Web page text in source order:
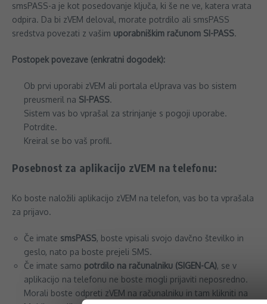
smsPASS-a je kot posedovanje ključa, ki še ne ve, katera vrata
odpira. Da bi zVEM deloval, morate potrdilo ali smsPASS
sredstva povezati z vašim uporabniškim računom SI-PASS.
Postopek povezave (enkratni dogodek):
Ob prvi uporabi zVEM ali portala eUprava vas bo sistem
preusmeril na SI-PASS.
Sistem vas bo vprašal za strinjanje s pogoji uporabe.
Potrdite.
Kreiral se bo vaš profil.
Posebnost za aplikacijo zVEM na telefonu:
Ko boste naložili aplikacijo zVEM na telefon, vas bo ta vprašala
za prijavo.
Če imate smsPASS, boste vpisali svojo davčno številko in
geslo, nato pa boste prejeli SMS.
Če imate samo potrdilo na računalniku (SIGEN-CA), se v
aplikacijo na telefonu ne boste mogli prijaviti neposredno.
Morali boste odpreti zVEM na računalniku in tam klikniti na